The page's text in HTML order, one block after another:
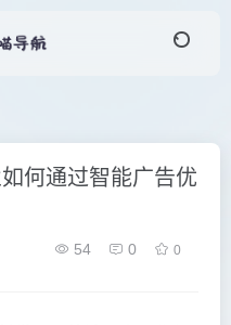
何通过智能广告优
54 0 0